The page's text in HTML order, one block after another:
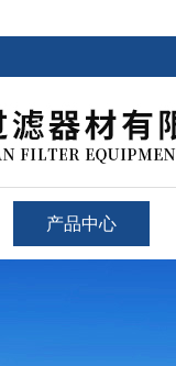
产品中心